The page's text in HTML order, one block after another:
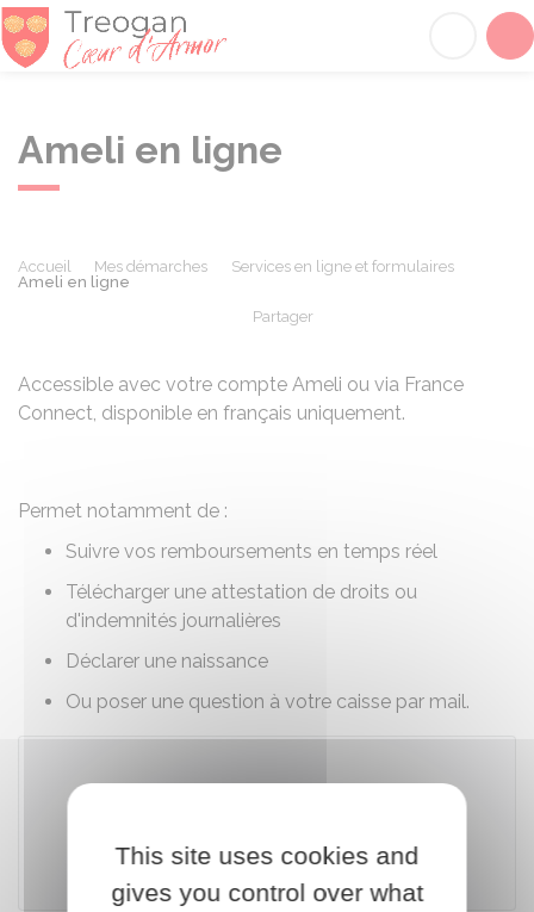
Ameli en ligne
Accueil Mes démarches
Services en ligne et formulaires
Ameli en ligne
Partager
Accessible avec votre compte Ameli ou via France
Connect, disponible en français uniquement.
Permet notamment de :
Suivre vos remboursements en temps réel
Télécharger une attestation de droits ou
d'indemnités journalières
Déclarer une naissance
Ou poser une question à votre caisse par mail.
This site uses cookies and
gives you control over what